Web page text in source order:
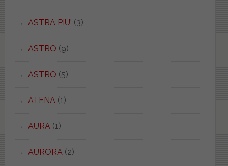
ASTRA PIU' (3)
ASTRO (9)
ASTRO (5)
ATENA (1)
AURA (1)
AURORA (2)